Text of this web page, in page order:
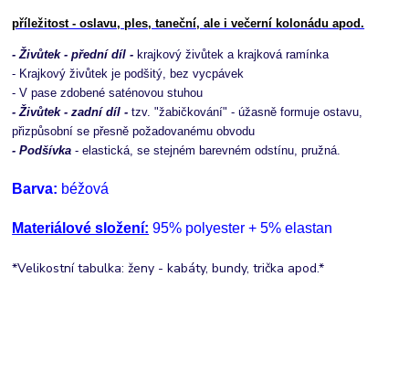
příležitost - oslavu, ples, taneční, ale i večerní kolonádu apod.
- Živůtek - přední díl - krajkový živůtek a krajková ramínka
- Krajkový živůtek je podšitý, bez vycpávek
- V pase zdobené saténovou stuhou
- Živůtek - zadní díl -tzv. "žabičkování" - úžasně formuje ostavu,
přizpůsobní se přesně požadovanému obvodu
- Podšívka - elastická, se stejném barevném odstínu, pružná.
Barva: béžová
Materiálové složení: 95% polyester + 5% elastan
*Velikostní tabulka: ženy - kabáty, bundy, trička apod.*